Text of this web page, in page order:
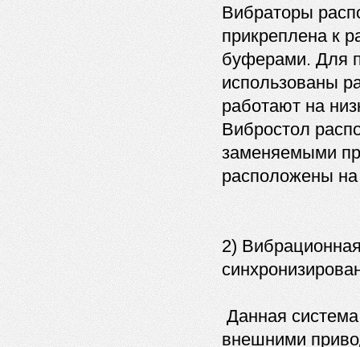
Вибраторы
прикреплена к
буферами. Для
использованы
работают на
Вибростол
заменяемыми
расположены
2)
Данная
внешними